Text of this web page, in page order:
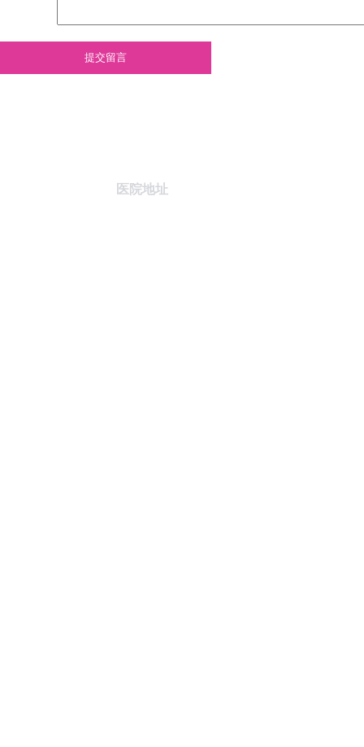
提交留言
医院地址